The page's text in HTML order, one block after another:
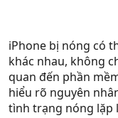
iPhone bị nóng có
khác nhau, không
quan đến phần
hiểu rõ nguyên
tình trạng nóng lặp